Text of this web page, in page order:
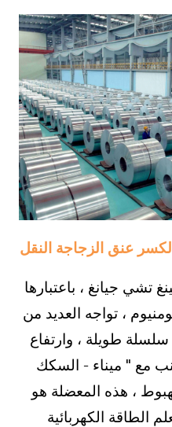
عنق الزجاجة النقل
تشي جيانغ ، باعتبارها
، تواجه العديد من
سلسلة طويلة ، وارتفاع
مع " ميناء - السكك
، هذه المعضلة هو
الطاقة الكهربائية